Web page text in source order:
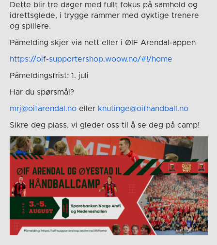
Dette blir tre dager med fullt fokus på samhold og
idrettsglede, i trygge rammer med dyktige trenere
og spillere.
Påmelding skjer via nett eller i ØIF Arendal-appen
https://oif-supportershop.woow.no/#!/home
Påmeldingsfrist: 1. juli
Har du spørsmål?
mrj@oifarendal.noeller knutinge@oifhandball.no
Sikre deg plass, vi gleder oss til å se deg på camp!